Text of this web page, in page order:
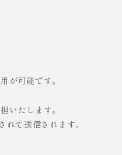
が可能です。
いたします。
て送信されます。